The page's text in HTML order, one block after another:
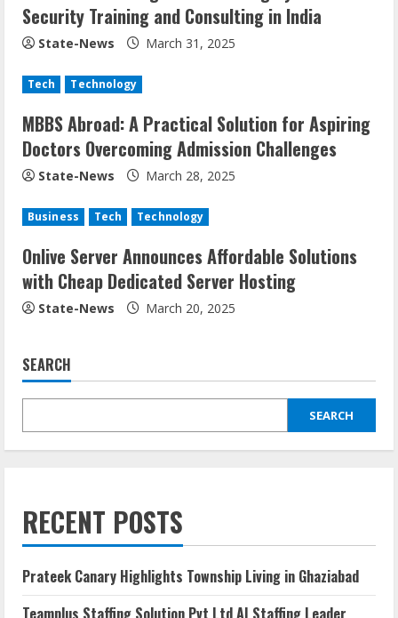
Security Training and Consulting in India
State-News March 31, 2025
Tech Technology
MBBS Abroad: A Practical Solution for Aspiring
Doctors Overcoming Admission Challenges
State-News March 28, 2025
Business Tech Technology
Onlive Server Announces Affordable Solutions
with Cheap Dedicated Server Hosting
State-News March 20, 2025
SEARCH
SEARCH
RECENT POSTS
Prateek Canary Highlights Township Living in Ghaziabad
Teamplus Staffing Solution Pvt Ltd AI Staffing Leader